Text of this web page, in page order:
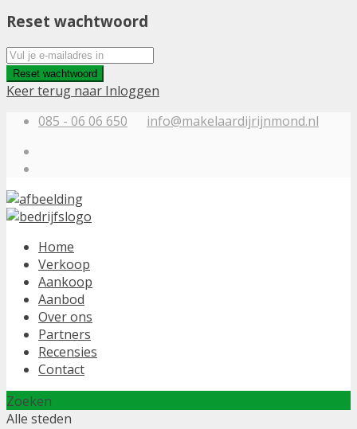
Reset wachtwoord
Reset wachtwoord
Keer terug naar Inloggen
085 - 06 06 650
info@makelaardijrijnmond.nl
Home
Verkoop
Aankoop
Aanbod
Over ons
Partners
Recensies
Contact
Zoeken
Alle steden